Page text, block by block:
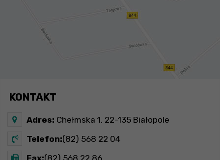
KONTAKT
Adres: Chełmska 1, 22-135 Białopole
Telefon:(82) 568 22 04